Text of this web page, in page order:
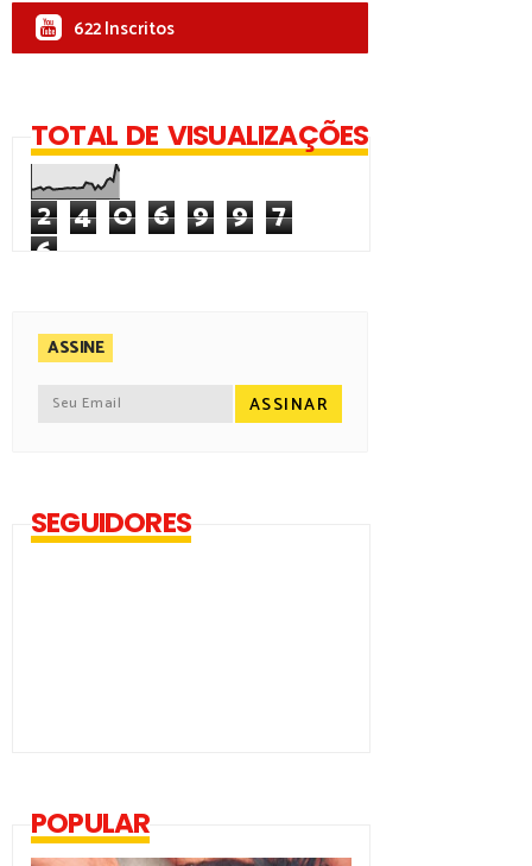
622 Inscritos
TOTAL DE VISUALIZAÇÕES
2 4 0 6 9 9 7
6
ASSINE
SEGUIDORES
POPULAR